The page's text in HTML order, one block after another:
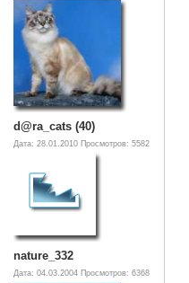
d@ra_cats (40)
Дата: 28.01.2010 Просмотров: 5582
nature_332
Дата: 04.03.2004 Просмотров: 6368